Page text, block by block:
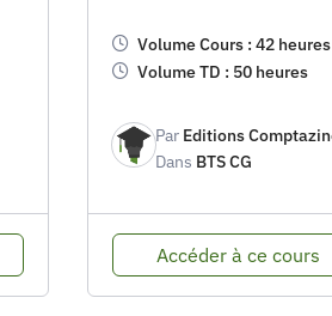
Volume Cours : 42 heures
Volume TD : 50 heures
Par Editions
Dans BTS CG
Accéder à ce cours